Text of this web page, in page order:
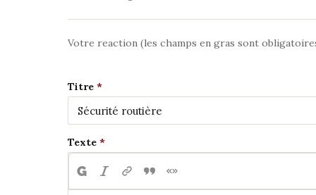
Votre reaction (les champs en gras sont
Titre
Texte